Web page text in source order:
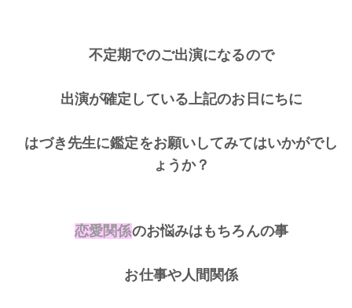
不定期でのご出演になるので
出演が確定している上記のお日にちに
はづき先生に鑑定をお願いしてみてはいかがでし
ょうか？
恋愛関係のお悩みはもちろんの事
お仕事や人間関係